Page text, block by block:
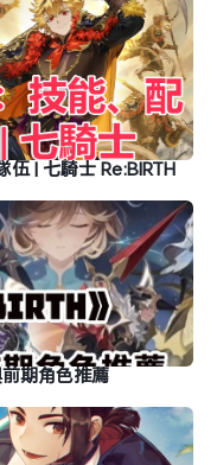
| 七騎士 Re:BIRTH
前期角色推薦